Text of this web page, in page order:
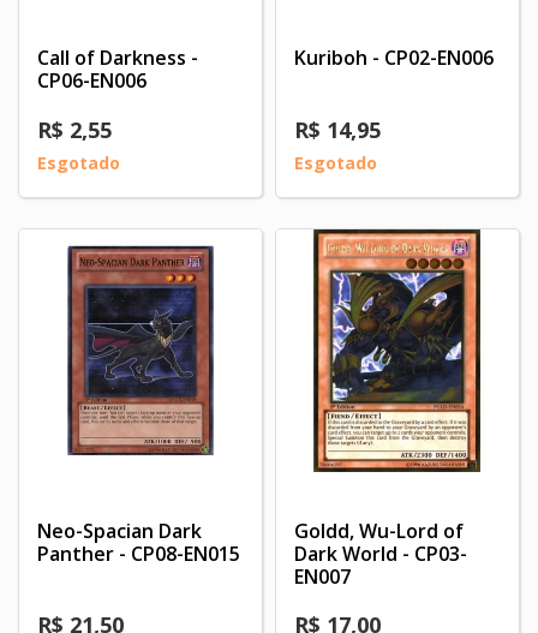
Call of Darkness -
CP06-EN006
R$ 2,55
Esgotado
Kuriboh - CP02-EN006
R$ 14,95
Esgotado
Neo-Spacian Dark
Panther - CP08-EN015
R$ 21,50
Goldd, Wu-Lord of
Dark World - CP03-
EN007
R$ 17,00